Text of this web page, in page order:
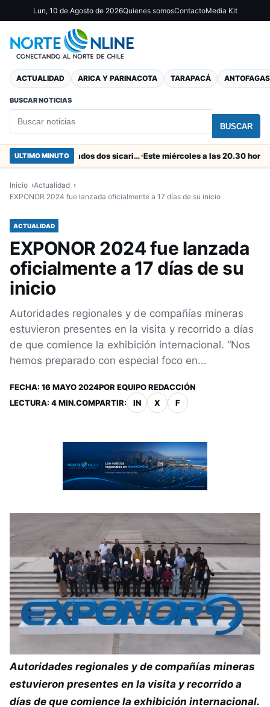
Lun, 10 de Agosto de 2026Quienes somosContactoMedia Kit
ACTUALIDAD ARICA Y PARINACOTA TARAPACÁ
BUSCAR NOTICIAS
BUSCAR
ULTIMO MINUTO En el “colador” de Cuya fueron capturados dos sicarios colombianos
Inicio
Actualidad
EXPONOR 2024 fue lanzada oficialmente a 17 días de su inicio
ACTUALIDAD
EXPONOR 2024 fue lanzada
oficialmente a 17 días de su
inicio
Autoridades regionales y de compañías mineras
estuvieron presentes en la visita y recorrido a días
de que comience la exhibición internacional. “Nos
hemos preparado con especial foco en...
FECHA: 16 MAYO 2024POR EQUIPO REDACCIÓN
LECTURA: 4 MIN.COMPARTIR: IN X F
Autoridades regionales y de compañías mineras
estuvieron presentes en la visita y recorrido a
días de que comience la exhibición internacional.